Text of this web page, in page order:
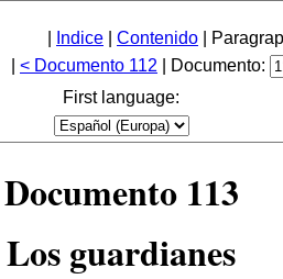
Indice Contenido |
< Documento 112 | Documento:
First language:
Documento 113
Los guardianes